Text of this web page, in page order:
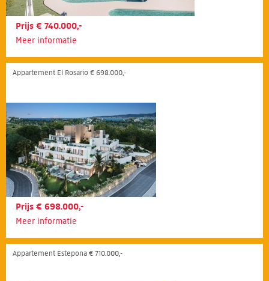
Prijs € 740.000,-
Meer informatie
Appartement El Rosario € 698.000,-
Prijs € 698.000,-
Meer informatie
Appartement Estepona € 710.000,-